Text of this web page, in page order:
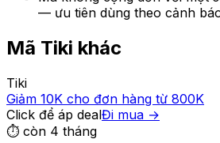
— ưu tiên dùng theo cảnh
Mã Tiki khác
Tiki
Giảm 10K cho đơn hàng từ 800K
Click để áp dealĐi mua →
⏱ còn 4 tháng